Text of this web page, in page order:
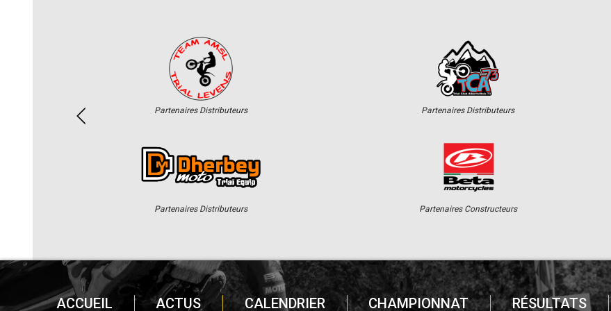
Partenaires Distributeurs
Partenaires Distributeurs
Partenaires Distributeurs
Partenaires Constructeurs
ACCUEIL ACTUS CALENDRIER CHAMPIONNAT RÉSULTATS